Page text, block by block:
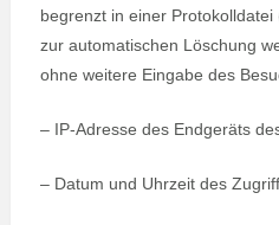
begrenzt in einer
zur automatischen Löschung
ohne weitere Eingabe des
– IP-Adresse des Endgeräts
– Datum und Uhrzeit des